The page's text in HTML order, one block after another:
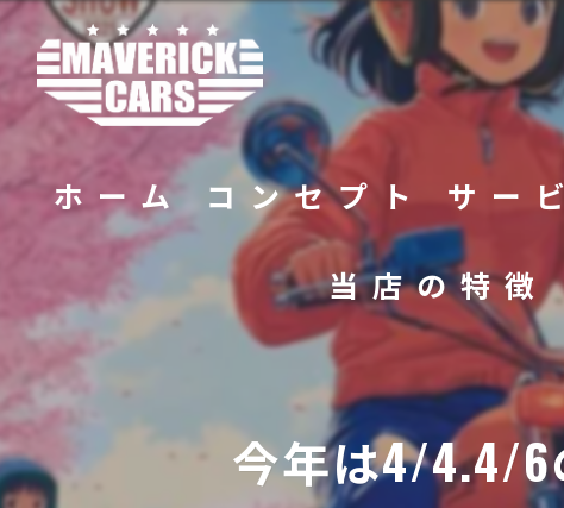
ホーム コンセプト サー
当店の特徴
販売
修理
今年は4/4.4/